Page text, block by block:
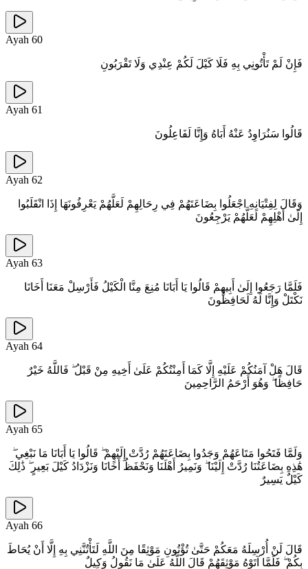
Ayah 60
فَإِنْ لَمْ تَأْتُونِي بِهِ فَلَا كَيْلَ لَكُمْ عِنْدِي وَلَا تَقْرَبُونِ
Ayah 61
قَالُوا سَنُرَاوِدُ عَنْهُ أَبَاهُ وَإِنَّا لَفَاعِلُونَ
Ayah 62
وَقَالَ لِفِتْيَانِهِ اجْعَلُوا بِضَاعَتَهُمْ فِي رِحَالِهِمْ لَعَلَّهُمْ يَعْرِفُونَهَا إِذَا انْقَلَبُوا
إِلَىٰ أَهْلِهِمْ لَعَلَّهُمْ يَرْجِعُونَ
Ayah 63
فَلَمَّا رَجَعُوا إِلَىٰ أَبِيهِمْ قَالُوا يَا أَبَانَا مُنِعَ مِنَّا الْكَيْلُ فَأَرْسِلْ مَعَنَا أَخَانَا
نَكْتَلْ وَإِنَّا لَهُ لَحَافِظُونَ
Ayah 64
قَالَ هَلْ آمَنُكُمْ عَلَيْهِ إِلَّا كَمَا أَمِنْتُكُمْ عَلَىٰ أَخِيهِ مِنْ قَبْلُ ۖ فَاللَّهُ خَيْرٌ
حَافِظًا ۖ وَهُوَ أَرْحَمُ الرَّاحِمِينَ
Ayah 65
وَلَمَّا فَتَحُوا مَتَاعَهُمْ وَجَدُوا بِضَاعَتَهُمْ رُدَّتْ إِلَيْهِمْ ۖ قَالُوا يَا أَبَانَا مَا نَبْغِي ۖ
هَٰذِهِ بِضَاعَتُنَا رُدَّتْ إِلَيْنَا ۖ وَنَمِيرُ أَهْلَنَا وَنَحْفَظُ أَخَانَا وَنَزْدَادُ كَيْلَ بَعِيرٍ ۖ ذَٰلِكَ
كَيْلٌ يَسِيرٌ
Ayah 66
قَالَ لَنْ أُرْسِلَهُ مَعَكُمْ حَتَّىٰ تُؤْتُونِ مَوْثِقًا مِنَ اللَّهِ لَتَأْتُنَّنِي بِهِ إِلَّا أَنْ يُحَاطَ
بِكُمْ ۖ فَلَمَّا آتَوْهُ مَوْثِقَهُمْ قَالَ اللَّهُ عَلَىٰ مَا نَقُولُ وَكِيلٌ